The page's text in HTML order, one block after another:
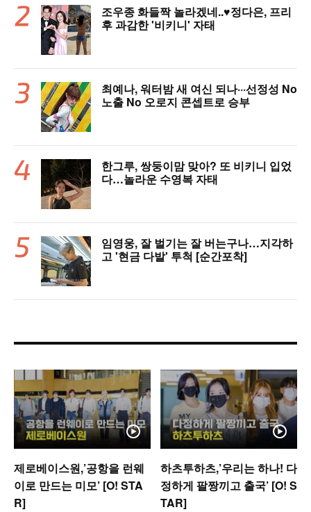
조우종 화들짝 놀라겠네..♥정다은, 프리
후 과감한 '비키니' 자태
최예나, 워터밤 새 여신 되나···선정성 No
노출 No 오로지 콘셉트로 승부
한그루, 쌍둥이맘 맞아? 또 비키니 입었
다…놀라운 수영복 자태
임영웅, 잘 벌기는 잘 버는구나…지각하
고 '현금 다발' 투척 [순간포착]
제로베이스원,’공항을 런웨
이로 만드는 미모’ [O! STA
R]
하츠투하츠,’우리는 하나! 다
정하게 팔짱끼고 출국’ [O! S
TAR]